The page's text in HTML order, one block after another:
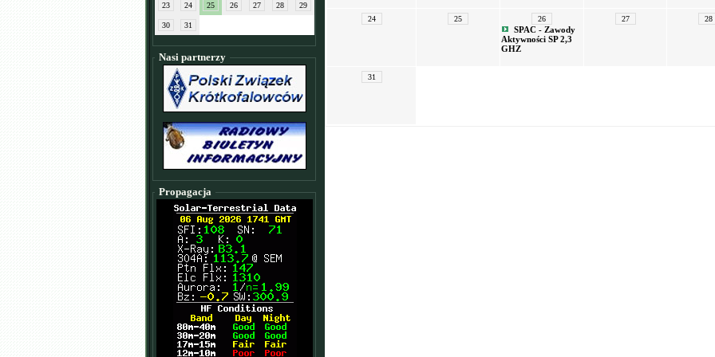
23 24 25 26 27 28 29
30 31
Nasi partnerzy
Propagacja
24 25 26
SPAC - Zawody
Aktywności SP 2,3
GHZ
27 28
31